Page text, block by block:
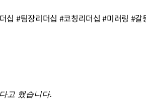
십 #팀장리더십 #코칭리더십 #미러링 #갈
고 했습니다.